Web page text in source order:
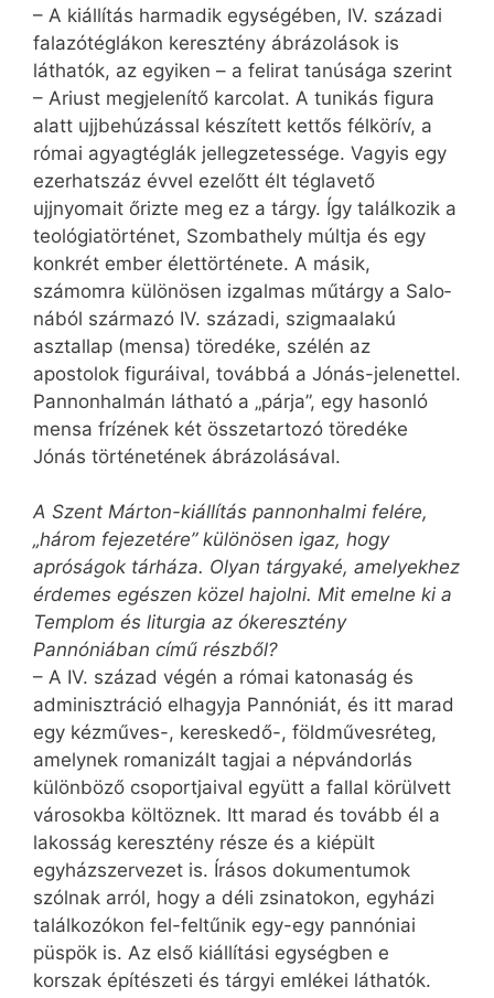
– A kiállítás harmadik egységében, IV. századi
falazótéglákon keresztény ábrázolások is
láthatók, az egyiken – a felirat tanúsága szerint
– Ariust megjelenítő karcolat. A tunikás figura
alatt ujjbehúzással készített kettős félkörív, a
római agyagtéglák jellegzetessége. Vagyis egy
ezerhatszáz évvel ezelőtt élt téglavető
ujjnyomait őrizte meg ez a tárgy. Így találkozik a
teológiatörténet, Szombathely múltja és egy
konkrét ember élettörténete. A másik,
számomra különösen izgalmas műtárgy a Sa­lo­
ná­ból származó IV. századi, szigmaalakú
asztallap (mensa) töredéke, szélén az
apostolok figuráival, továbbá a Jónás-jelenettel.
Pannonhalmán látható a „párja”, egy hasonló
mensa frízének két összetartozó töredéke
Jónás történetének ábrázolásával.
A Szent Márton-kiállítás pannonhalmi felére,
„három fejezetére” különösen igaz, hogy
apróságok tárháza. Olyan tárgyaké, amelyekhez
érdemes egészen közel hajolni. Mit emelne ki a
Templom és liturgia az ókeresztény
Pannóniában című részből?
– A IV. század végén a római katonaság és
adminisztráció elhagyja Pannóniát, és itt marad
egy kézműves-, kereskedő-, föld­mű­­vesréteg,
amelynek romanizált tagjai a népvándorlás
különböző csoportjaival együtt a fallal körülvett
városokba költöznek. Itt marad és tovább él a
lakosság keresztény része és a kiépült
egyházszervezet is. Írásos dokumentumok
szólnak arról, hogy a déli zsinatokon, egyházi
találkozókon fel-feltűnik egy-egy pannóniai
püspök is. Az első kiállítási egységben e
korszak építészeti és tárgyi emlékei láthatók.